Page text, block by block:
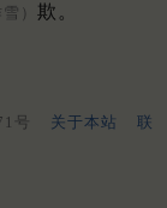
） 欺。
号 关于本站
联